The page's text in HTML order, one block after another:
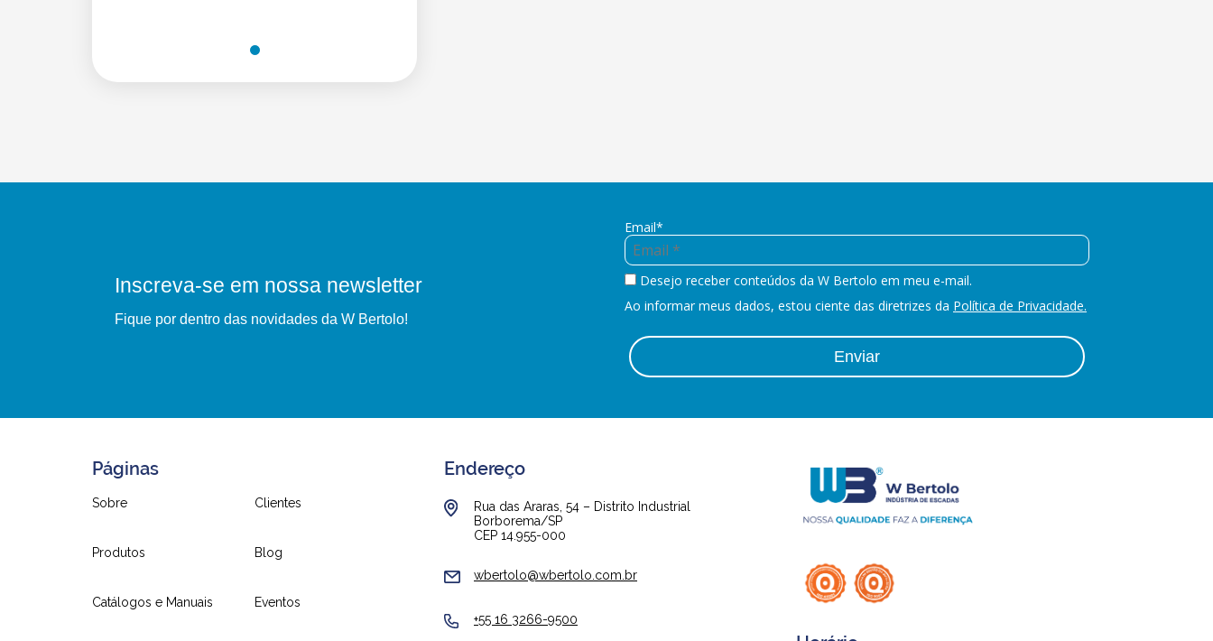
Inscreva-se em nossa newsletter
Fique por dentro das novidades da W Bertolo!
Email*
Desejo receber conteúdos da W Bertolo em meu e-mail.
Ao informar meus dados, estou ciente das diretrizes da Política de Privacidade.
Enviar
Páginas
Sobre Clientes
Produtos Blog
Catálogos e Manuais Eventos
Endereço
Rua das Araras, 54 – Distrito Industrial
Borborema/SP
CEP 14.955-000
wbertolo@wbertolo.com.br
+55 16 3266-9500